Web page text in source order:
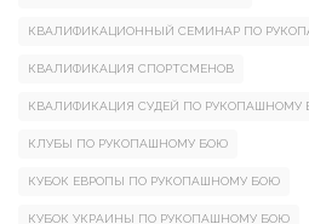
КВАЛИФИКАЦИОННЫЙ СЕМИНАР ПО
КВАЛИФИКАЦИЯ СПОРТСМЕНОВ
КВАЛИФИКАЦИЯ СУДЕЙ ПО РУКОПАШНОМУ
КЛУБЫ ПО РУКОПАШНОМУ БОЮ
КУБОК ЕВРОПЫ ПО РУКОПАШНОМУ БОЮ
КУБОК УКРАИНЫ ПО РУКОПАШНОМУ БОЮ